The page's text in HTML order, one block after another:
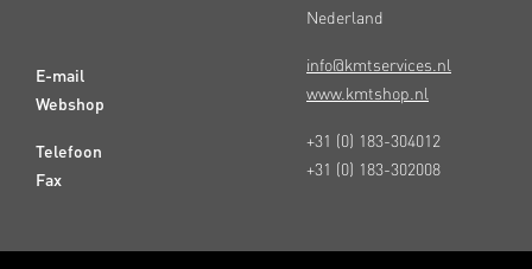
E-mail
Webshop
Telefoon
Fax
Nederland
info@kmtservices.nl
www.kmtshop.nl
+31 (0) 183-304012
+31 (0) 183-302008